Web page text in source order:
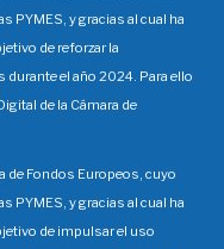
PYMES, y gracias al cual ha
de reforzar la
el año 2024. Para ello
de la Cámara de
de Fondos Europeos, cuyo
PYMES, y gracias al cual ha
de impulsar el uso